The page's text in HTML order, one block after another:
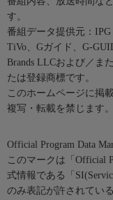
す。
番組データ提供元：IPG
TiVo、Gガイド、G-
Brands LLCおよび／ま
たは登録商標です。
このホームページに掲
複写・転載を禁じます。
Official Program Data
このマークは「Official
式情報である「
のみ表記が許されてい